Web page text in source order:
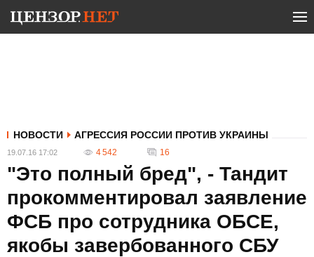
НОВОСТИ АГРЕССИЯ РОССИИ ПРОТИВ УКРАИНЫ
19.07.16 17:02 4 542 16
"Это полный бред", - Тандит
прокомментировал заявление
ФСБ про сотрудника ОБСЕ,
якобы завербованного СБУ